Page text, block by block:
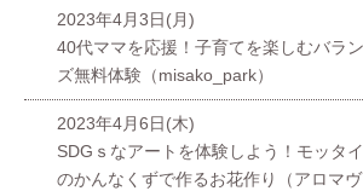
2023年4月3日(月)
40代ママを応援！子育てを楽しむバラ
ズ無料体験（misako_park）
2023年4月6日(木)
SDGｓなアートを体験しよう！モッタ
のかんなくずで作るお花作り（アロマヴ